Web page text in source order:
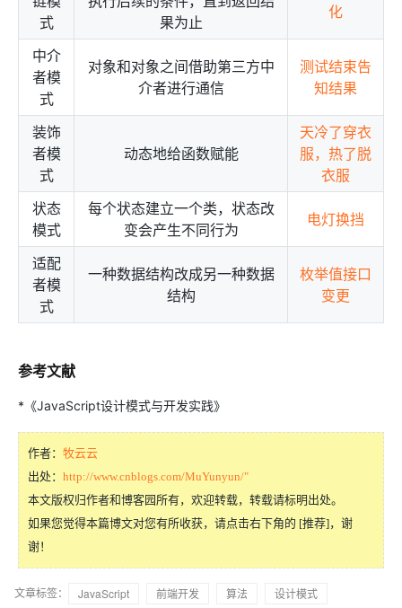
式
果为止
化
中介
者模
式
对象和对象之间借助第三方中
介者进行通信
测试结束告
知结果
装饰
者模
式
动态地给函数赋能
天冷了穿衣
服，热了脱
衣服
状态
模式
每个状态建立一个类，状态改
变会产生不同行为
电灯换挡
适配
者模
式
一种数据结构改成另一种数据
结构
枚举值接口
变更
参考文献
*《JavaScript设计模式与开发实践》
作者： 牧云云
出处： http://www.cnblogs.com/MuYunyun/"
本文版权归作者和博客园所有，欢迎转载，转载请标明出处。
如果您觉得本篇博文对您有所收获，请点击右下角的 [推荐]，谢
谢！
文章标签： JavaScript 前端开发 算法
设计模式